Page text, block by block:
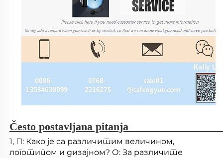
1, П: Како је са различитим величином,
логотипом и дизајном? О: За различите